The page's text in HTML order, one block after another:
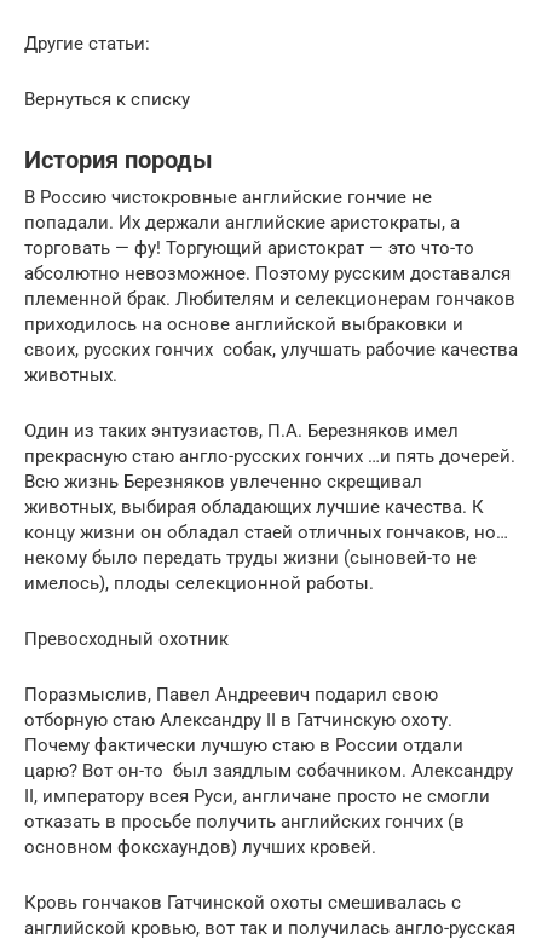
Другие статьи:
Вернуться к списку
История породы
В Россию чистокровные английские гончие не
попадали. Их держали английские аристократы, а
торговать — фу! Торгующий аристократ — это что-то
абсолютно невозможное. Поэтому русским доставался
племенной брак. Любителям и селекционерам гончаков
приходилось на основе английской выбраковки и
своих, русских гончих собак, улучшать рабочие качества
животных.
Один из таких энтузиастов, П.А. Березняков имел
прекрасную стаю англо-русских гончих …и пять дочерей.
Всю жизнь Березняков увлеченно скрещивал
животных, выбирая обладающих лучшие качества. К
концу жизни он обладал стаей отличных гончаков, но…
некому было передать труды жизни (сыновей-то не
имелось), плоды селекционной работы.
Превосходный охотник
Поразмыслив, Павел Андреевич подарил свою
отборную стаю Александру II в Гатчинскую охоту.
Почему фактически лучшую стаю в России отдали
царю? Вот он-то был заядлым собачником. Александру
II, императору всея Руси, англичане просто не смогли
отказать в просьбе получить английских гончих (в
основном фоксхаундов) лучших кровей.
Кровь гончаков Гатчинской охоты смешивалась с
английской кровью, вот так и получилась англо-русская